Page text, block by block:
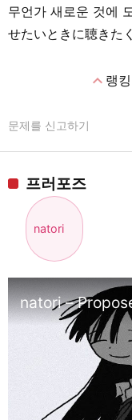
무언가 새로운 것에
せたいときに聴きた
expand_less랭
문제를 신고하기
프러포즈
natori
natori –